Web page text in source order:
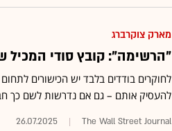
מארק צוקרברג
"הרשימה": קובץ סודי המכיל
לחוקרים בודדים בלבד יש הכישורים
להעסיק אותם – גם אם נדרשות לשם כך חבילות שכר
The Wall Street Journal
26.07.2025